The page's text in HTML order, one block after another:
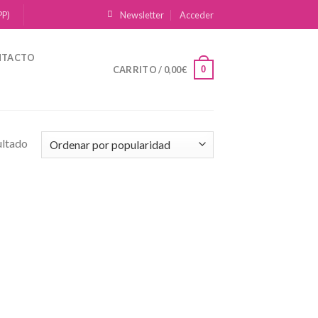
Newsletter Acceder
CARRITO / 0,00€ 0